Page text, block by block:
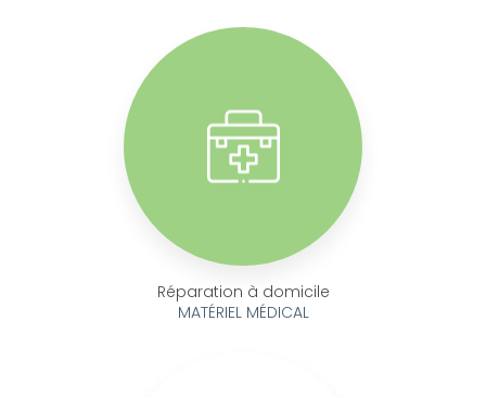
Réparation à domicile
MATÉRIEL MÉDICAL